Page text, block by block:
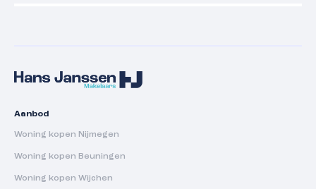
Aanbod
Woning kopen Nijmegen
Woning kopen Beuningen
Woning kopen Wijchen